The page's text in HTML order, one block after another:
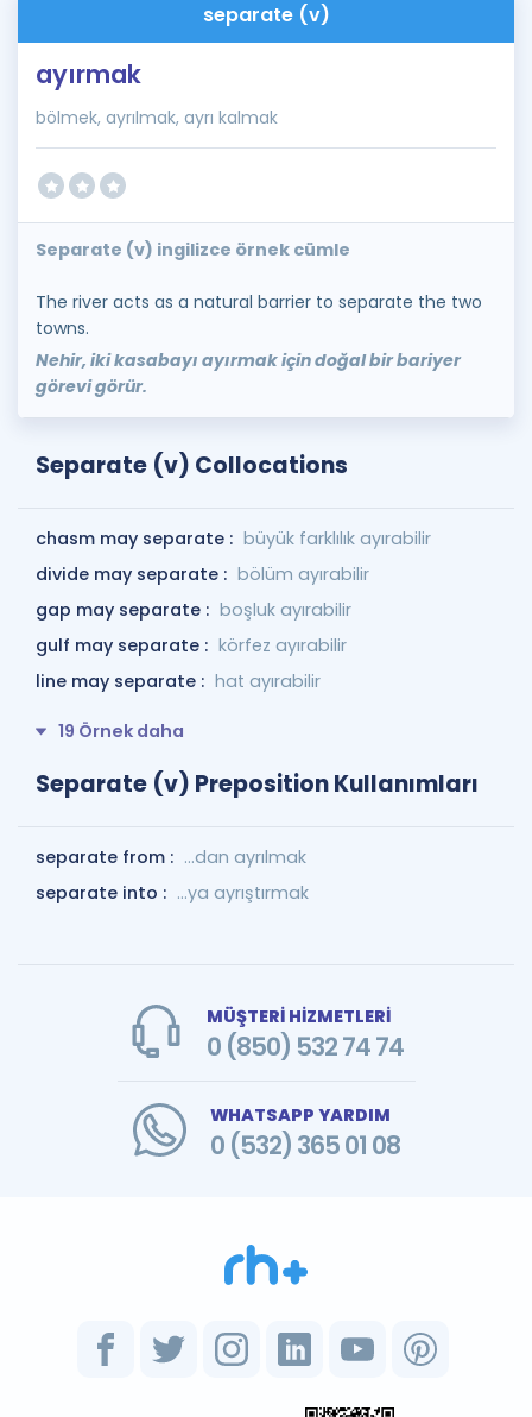
separate (v)
ayırmak
bölmek, ayrılmak, ayrı kalmak
Separate (v) ingilizce örnek cümle
The river acts as a natural barrier to separate the two
towns.
Nehir, iki kasabayı ayırmak için doğal bir bariyer
görevi görür.
Separate (v) Collocations
chasm may separate : büyük farklılık ayırabilir
divide may separate : bölüm ayırabilir
gap may separate : boşluk ayırabilir
gulf may separate : körfez ayırabilir
line may separate : hat ayırabilir
19 Örnek daha
Separate (v) Preposition Kullanımları
separate from : ...dan ayrılmak
separate into : ...ya ayrıştırmak
MÜŞTERİ HİZMETLERİ
0 (850) 532 74 74
WHATSAPP YARDIM
0 (532) 365 01 08